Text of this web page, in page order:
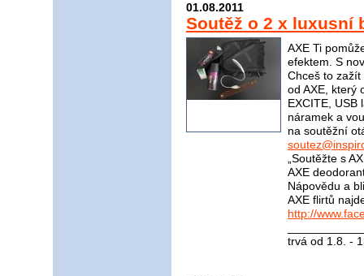
01.08.2011
Soutěž o 2 x luxusní
AXE Ti
efektem. S
Chceš to
od AXE, který
EXCITE, USB
náramek a
na soutěžní
„Soutěžte s
AXE
Nápovědu a
AXE flirtů
http://
trvá od 1.8. -